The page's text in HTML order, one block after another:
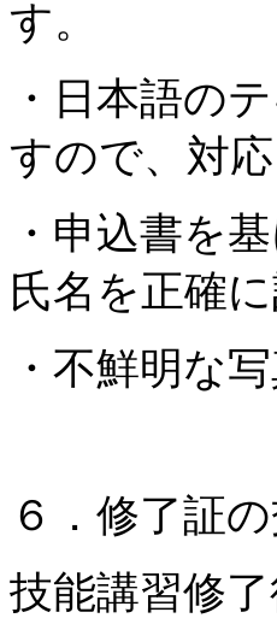
す。
・日本語の
すので、対
・申込書を
氏名を正確
・不鮮明な
６．修了証
技能講習修